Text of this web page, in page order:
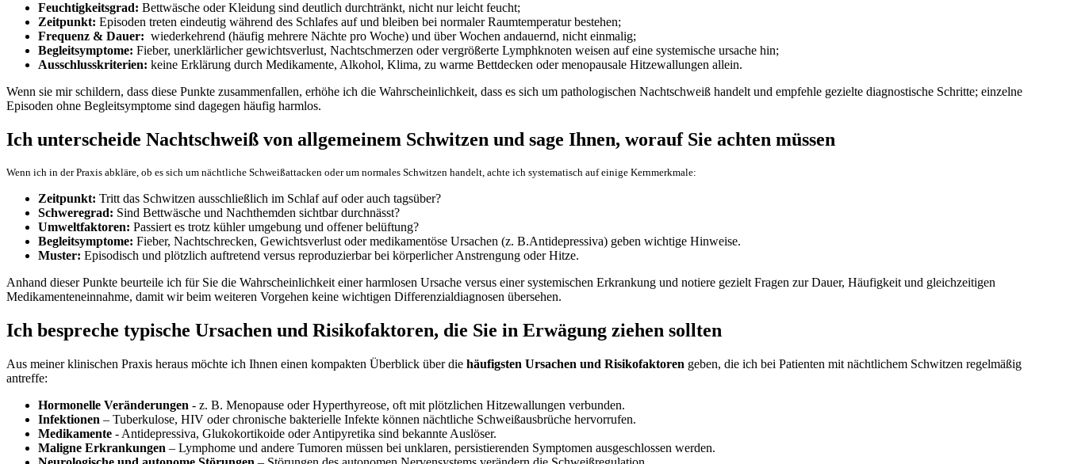
Feuchtigkeitsgrad: Bettwäsche oder Kleidung sind deutlich​ durchtränkt,​ nicht nur leicht feucht;
Zeitpunkt: Episoden treten eindeutig ⁤während des Schlafes auf⁣ und bleiben ⁣bei normaler Raumtemperatur⁣ bestehen;
Frequenz ⁢& Dauer: ​ wiederkehrend (häufig mehrere Nächte pro Woche) und über Wochen andauernd, nicht ‌einmalig;
Begleitsymptome: Fieber, ⁢unerklärlicher gewichtsverlust, Nachtschmerzen oder vergrößerte Lymphknoten weisen auf eine systemische ursache hin;
Ausschlusskriterien: keine ‍Erklärung durch Medikamente, Alkohol, Klima, zu ​warme Bettdecken oder​ menopausale Hitzewallungen allein.
Wenn sie​ mir schildern, dass diese Punkte zusammenfallen,⁤ erhöhe ich die Wahrscheinlichkeit, ⁤dass es‍ sich um pathologischen ⁢Nachtschweiß ⁣handelt und empfehle gezielte diagnostische Schritte; einzelne
Episoden ohne⁢ Begleitsymptome ‍sind dagegen häufig harmlos.
Ich unterscheide Nachtschweiß von allgemeinem​ Schwitzen und sage Ihnen, worauf Sie achten⁣ müssen
Wenn ich in der Praxis abkläre, ob es sich um nächtliche‌ Schweißattacken oder um normales Schwitzen handelt, achte ich systematisch auf einige‌ Kernmerkmale:
Zeitpunkt: Tritt das Schwitzen‍ ausschließlich im​ Schlaf‍ auf oder‍ auch ⁤tagsüber?
Schweregrad: Sind Bettwäsche‌ und Nachthemden sichtbar durchnässt?
Umweltfaktoren: Passiert es trotz kühler umgebung und offener⁢ belüftung?
Begleitsymptome: Fieber, Nachtschrecken, Gewichtsverlust oder​ medikamentöse ‍Ursachen (z. B.Antidepressiva) geben wichtige​ Hinweise.
Muster: ‌Episodisch und‍ plötzlich auftretend versus ‍reproduzierbar bei körperlicher Anstrengung oder Hitze.
Anhand dieser⁢ Punkte beurteile ich ⁤für Sie die Wahrscheinlichkeit ⁤einer harmlosen Ursache versus einer‌ systemischen Erkrankung und notiere gezielt Fragen zur Dauer,⁢ Häufigkeit und gleichzeitigen
Medikamenteneinnahme, ⁤damit wir beim weiteren Vorgehen ⁢keine wichtigen‌ Differenzialdiagnosen übersehen.
Ich bespreche ⁤typische Ursachen und Risikofaktoren, die ⁢Sie in Erwägung ziehen sollten
Aus⁤ meiner klinischen Praxis heraus möchte ich ⁢Ihnen‌ einen⁤ kompakten Überblick ⁣über ‍die häufigsten Ursachen und Risikofaktoren geben, die ich bei Patienten mit nächtlichem Schwitzen regelmäßig
antreffe:
Hormonelle Veränderungen ‌- z. B. Menopause oder Hyperthyreose, oft​ mit plötzlichen Hitzewallungen verbunden.
Infektionen – Tuberkulose, HIV oder chronische bakterielle Infekte⁢ können nächtliche Schweißausbrüche hervorrufen.
Medikamente -⁢ Antidepressiva, Glukokortikoide oder Antipyretika sind bekannte Auslöser.
Maligne Erkrankungen – Lymphome und andere Tumoren müssen bei ⁤unklaren, ​persistierenden Symptomen ausgeschlossen werden.